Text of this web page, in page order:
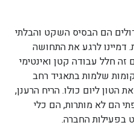
הם הבסיס השקט והבלתי
דמיינו לרגע את התחושה
חלל עבודה קטן ואינטימי
שלמות בתאגיד רחב
הטון ליום כולו. הריח הרענן,
הם לא מותרות, הם כלי
בפעילות החברה.